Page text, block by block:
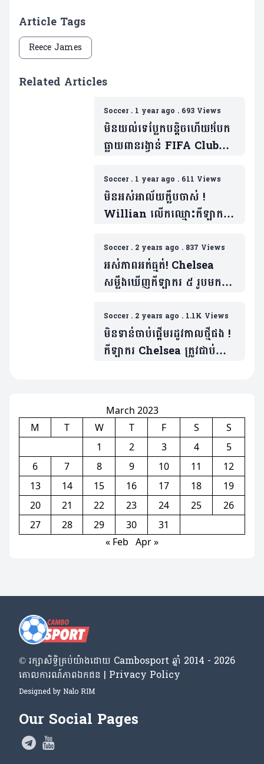
Article Tags
Reece James
Related Articles
Soccer. 1 year ago . 693 Views
មិនយល់ទេប្លែកបន្តិចហើយ!បែក
ធ្លាយពានរង្វាន់ FIFA Club
ទៅវិញ
Soccer. 1 year ago . 611 Views
មិនអស់អាល័យក្លឹបចាស់ !
Willian លើកឈ្មោះកីឡាករ
ជាមួយ(មាន១វីដេអូ)
Soccer. 2 years ago . 837 Views
អស់ភាពអត់ធ្មត់! Chelsea
សម្លឹងឃើញកីឡាករ ៥ រូបមក
Soccer. 2 years ago . 1.1K Views
មិនទាន់ចាប់ផ្តើមរដូវកាលថ្មីផង !
កីឡាករ Chelsea ត្រូវជាប់
March 2023
M
T W T F S
S
1
2 3 4
5
6
7 8 9 10 11
12
13
14 15 16 17 18
19
20
21 22 23 24 25
26
27
28 29 30
31
« Feb Apr »
© រក្សា​សិទ្ធិ​គ្រប់​យ៉ាង​ដោយ​ Cambosport ឆ្នាំ 2014 - 2026
គោលការណ៍​ភាព​ឯកជន | Privacy Policy
Designed by Nalo RIM
Our Social Pages